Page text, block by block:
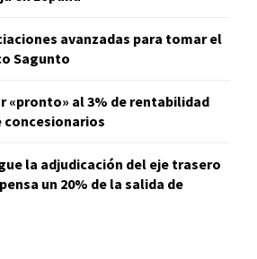
avanzadas para tomar el
Sagunto
«pronto» al 3% de rentabilidad
concesionarios
la adjudicación del eje trasero
un 20% de la salida de